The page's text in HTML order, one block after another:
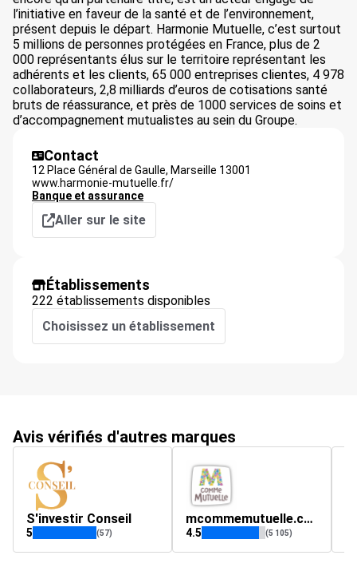
l’initiative en faveur de la santé et de l’environnement,
présent depuis le départ. Harmonie Mutuelle, c’est surtout
5 millions de personnes protégées en France, plus de 2
000 représentants élus sur le territoire représentant les
adhérents et les clients, 65 000 entreprises clientes, 4 978
collaborateurs, 2,8 milliards d’euros de cotisations santé
bruts de réassurance, et près de 1000 services de soins et
d’accompagnement mutualistes au sein du Groupe.
Contact
12 Place Général de Gaulle, Marseille 13001
www.harmonie-mutuelle.fr/
Banque et assurance
Aller sur le site
Établissements
222 établissements disponibles
Choisissez un établissement
Avis vérifiés d'autres marques
S'investir Conseil
5 (57)
mcommemutuelle.com
4.5 (5 105)